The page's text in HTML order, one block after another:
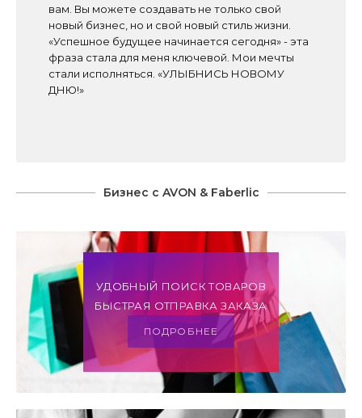
вам. Вы можете создавать не только свой
новый бизнес, но и свой новый стиль жизни.
«Успешное будущее начинается сегодня» - эта
фраза стала для меня ключевой. Мои мечты
стали исполняться. «УЛЫБНИСЬ НОВОМУ
ДНЮ!»
Бизнес с AVON & Faberlic
УДОБНЫЙ ПОИСК ТОВАРОВ
БЫСТРАЯ ОТПРАВКА ЗАКАЗА
ПОДРОБНЕЕ